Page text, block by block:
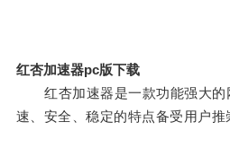
红杏加速器pc版下载
红杏加速器是一款功能强大的
速、安全、稳定的特点备受用户推